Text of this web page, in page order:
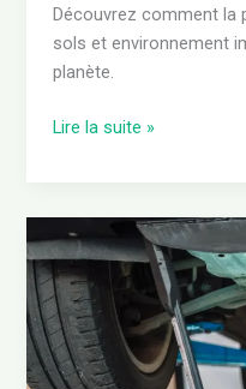
Découvrez comment la
sols et environnement
planète.
Lire la suite »
Huile
de
vidange
:
recyclage
et